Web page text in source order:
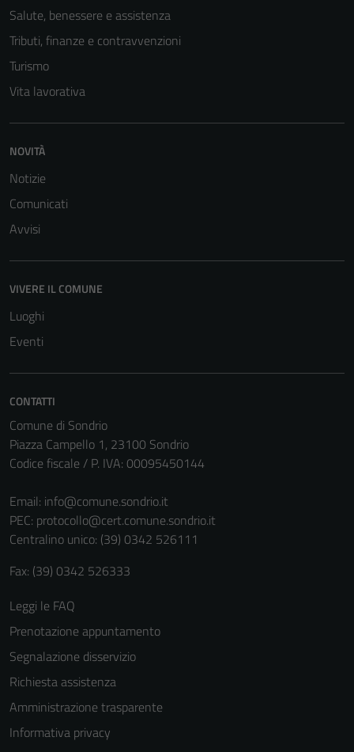
Salute, benessere e assistenza
Tributi, finanze e contravvenzioni
Turismo
Vita lavorativa
NOVITÀ
Notizie
Comunicati
Avvisi
VIVERE IL COMUNE
Luoghi
Eventi
CONTATTI
Comune di Sondrio
Piazza Campello 1, 23100 Sondrio
Codice fiscale / P. IVA: 00095450144
Email: info@comune.sondrio.it
PEC: protocollo@cert.comune.sondrio.it
Centralino unico: (39) 0342 526111
Fax: (39) 0342 526333
Leggi le FAQ
Prenotazione appuntamento
Segnalazione disservizio
Richiesta assistenza
Amministrazione trasparente
Informativa privacy
personali.